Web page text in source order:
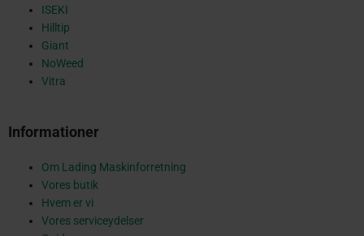
a
ISEKI
Hilltip
Giant
NoWeed
Vitra
Informationer
Om Lading Maskinforretning
Vores butik
Hvem er vi
Vores serviceydelser